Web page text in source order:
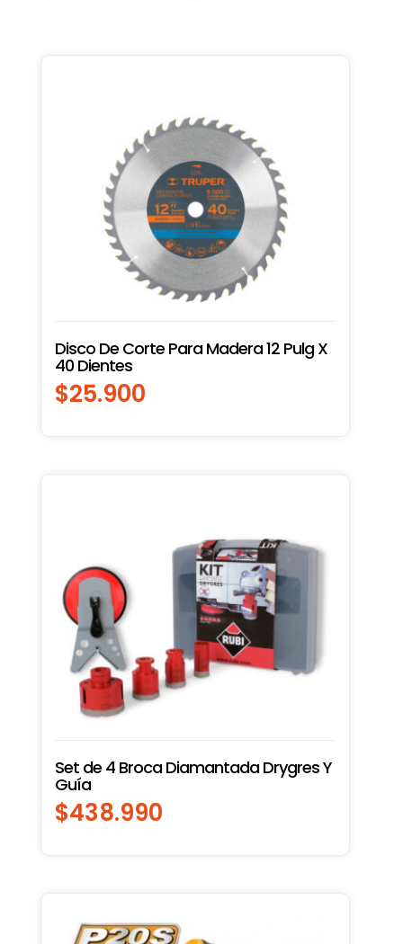
Herramientas Manuales
Materiales de Obra
Perforación
Perforacion
Disco De Corte Para Madera 12 Pulg X
40 Dientes
$25.900
Set de 4 Broca Diamantada Drygres Y
Guía
$438.990